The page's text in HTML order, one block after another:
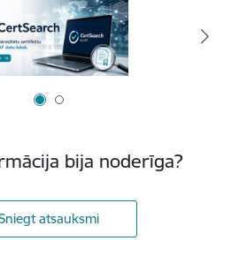
bija noderīga?
atsauksmi